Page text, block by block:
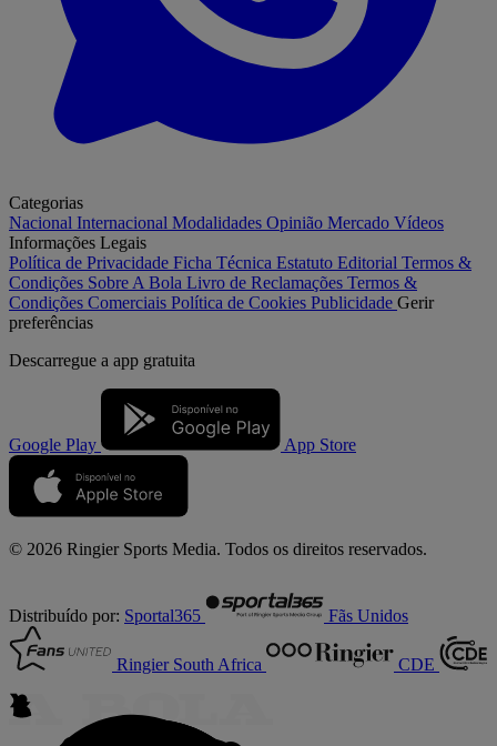
Categorias
Nacional Internacional Modalidades Opinião Mercado Vídeos
Informações Legais
Política de Privacidade Ficha Técnica Estatuto Editorial Termos &
Condições Sobre A Bola Livro de Reclamações Termos &
Condições Comerciais Política de Cookies Publicidade Gerir
preferências
Descarregue a app gratuita
Google Play App Store
© 2026 Ringier Sports Media. Todos os direitos reservados.
Distribuído por: Sportal365 Fãs Unidos
Ringier South Africa CDE